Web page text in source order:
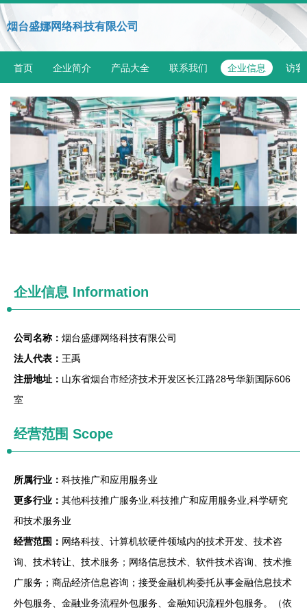
烟台盛娜网络科技有限公司
首页 企业简介 产品大全 联系我们 企业信息 访客
企业信息 Information
公司名称： 烟台盛娜网络科技有限公司
法人代表： 王禹
注册地址： 山东省烟台市经济技术开发区长江路28号华新国际606
室
经营范围 Scope
所属行业： 科技推广和应用服务业
更多行业： 其他科技推广服务业,科技推广和应用服务业,科学研究
和技术服务业
经营范围： 网络科技、计算机软硬件领域内的技术开发、技术咨
询、技术转让、技术服务；网络信息技术、软件技术咨询、技术推
广服务；商品经济信息咨询；接受金融机构委托从事金融信息技术
外包服务、金融业务流程外包服务、金融知识流程外包服务。（依